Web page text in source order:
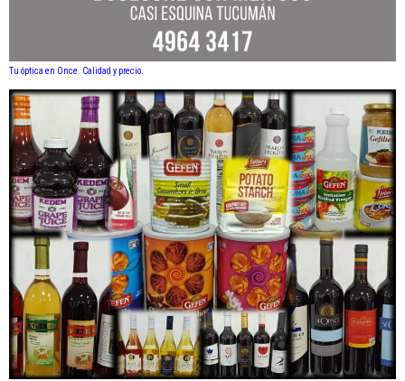
Tu óptica en Once. Calidad y precio.